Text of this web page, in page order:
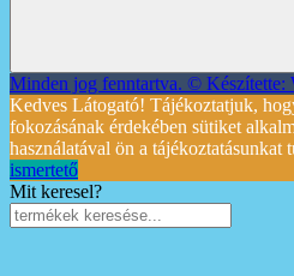
Minden jog fenntartva. © Készítette:
Kedves Látogató! Tájékoztatjuk,
fokozásának érdekében sütiket
használatával ön a tájékoztatásunkat
ismertető
Mit keresel?